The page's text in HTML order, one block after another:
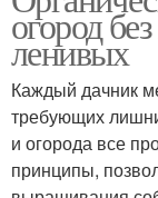
огород
ленивых
Каждый дачник
требующих
и огорода все
принципы,